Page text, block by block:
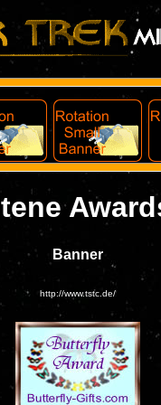
Banner
http://www.tstc.de/